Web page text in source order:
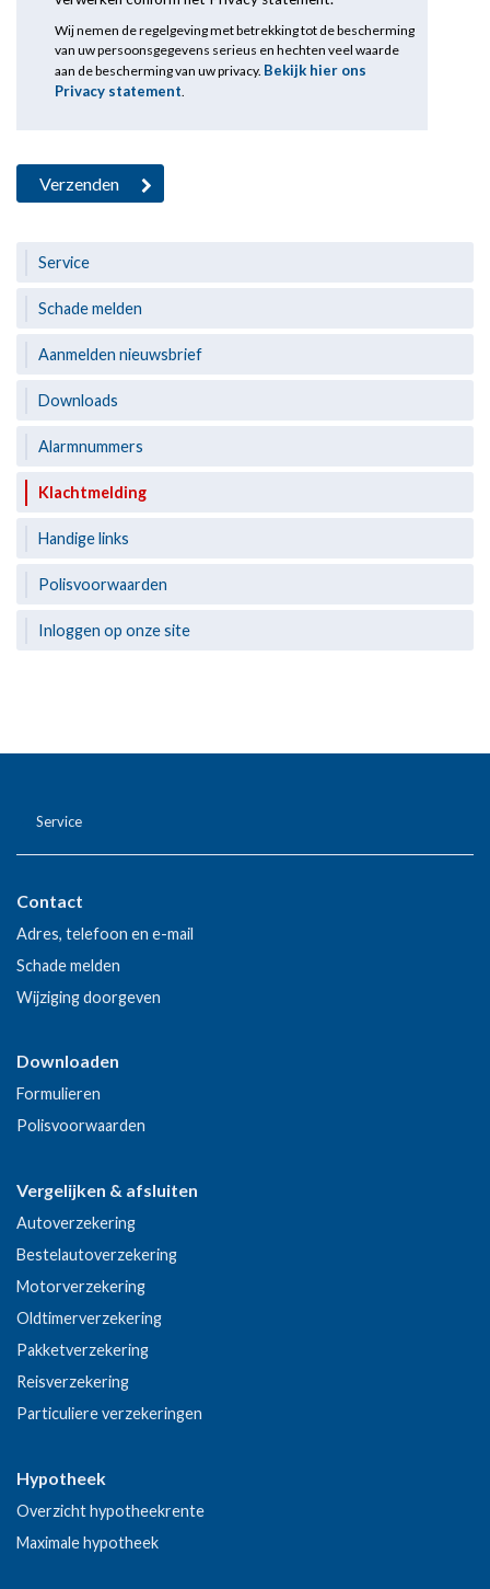
Wij nemen de regelgeving met betrekking tot de bescherming
van uw persoonsgegevens serieus en hechten veel waarde
aan de bescherming van uw privacy. Bekijk hier ons
Privacy statement.
Service
Schade melden
Aanmelden nieuwsbrief
Downloads
Alarmnummers
Klachtmelding
Handige links
Polisvoorwaarden
Inloggen op onze site
Service
Contact
Adres, telefoon en e-mail
Schade melden
Wijziging doorgeven
Downloaden
Formulieren
Polisvoorwaarden
Vergelijken & afsluiten
Autoverzekering
Bestelautoverzekering
Motorverzekering
Oldtimerverzekering
Pakketverzekering
Reisverzekering
Particuliere verzekeringen
Hypotheek
Overzicht hypotheekrente
Maximale hypotheek